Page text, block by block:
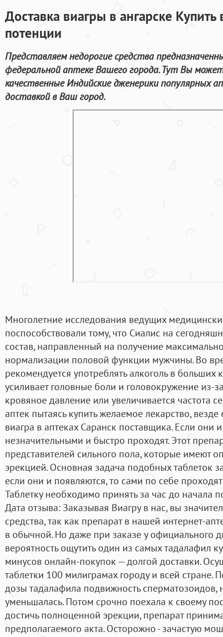
Доставка виагры в ангарске
потенции
Представляем недорогие средства
федеральной аптеке Вашего города. Тут Вы
качественные Индийские дженерики популярных
доставкой в Ваш город.
Многолетние исследования ведущих
поспособствовали тому, что Сиалис на
состав, направленный на получение
нормализации половой функции мужчины. Во
рекомендуется употреблять алкоголь в больших
усиливает головные боли и головокружение из-
кровяное давление или увеличивается частота
аптек пытаясь купить желаемое лекарство, везде
виагра в аптеках Саранск поставщика. Если они
незначительными и быстро проходят. Этот
представителей сильного пола, которые имеют
эрекцией. Основная задача подобных таблеток
если они и появляются, то сами по себе
Таблетку необходимо принять за час до начала
Дата отзыва: Заказывая Виагру в нас, вы
средства, так как препарат в нашей интернет-
в обычной. Но даже при заказе у официального
вероятность ощутить один из самых тадалафил
минусов онлайн-покупок — долгой доставки.
таблетки 100 милиграмах городу и всей стране.
дозы тадалафила подвижность сперматозоидов,
уменьшалась. Потом срочно поехала к своему
достичь полноценной эрекции, препарат
предполагаемого акта. Осторожно - зачастую